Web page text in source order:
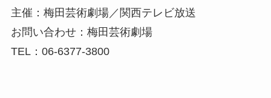
主催：梅田芸術劇場／関西テレビ放送
お問い合わせ：梅田芸術劇場
TEL：06-6377-3800